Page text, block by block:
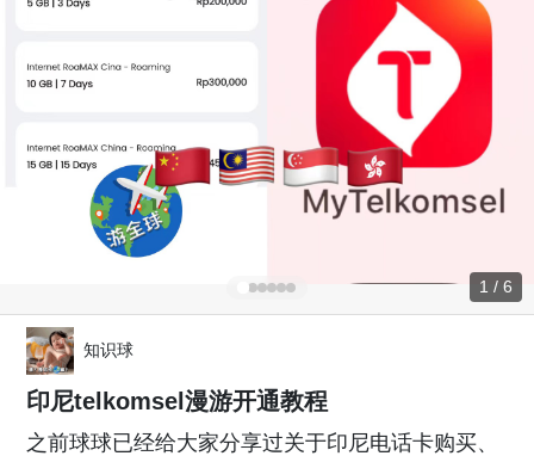
1 / 6
知识球
印尼telkomsel漫游开通教程
之前球球已经给大家分享过关于印尼电话卡购买、